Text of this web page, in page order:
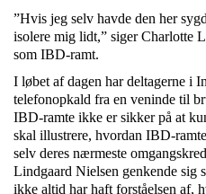
”Hvis jeg selv havde den her
isolere mig lidt,” siger Charlotte
som IBD-ramt.
I løbet af dagen har deltagerne i
telefonopkald fra en veninde til
IBD-ramte ikke er sikker på at
skal illustrere, hvordan IBD-
selv deres nærmeste
Lindgaard Nielsen genkende sig
ikke altid har haft forståelsen af,